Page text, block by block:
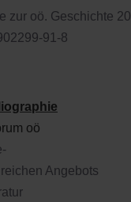
zur oö. Geschichte
91-8
oö
Angebots